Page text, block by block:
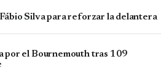
Silva para reforzar la delantera
por el Bournemouth tras 109